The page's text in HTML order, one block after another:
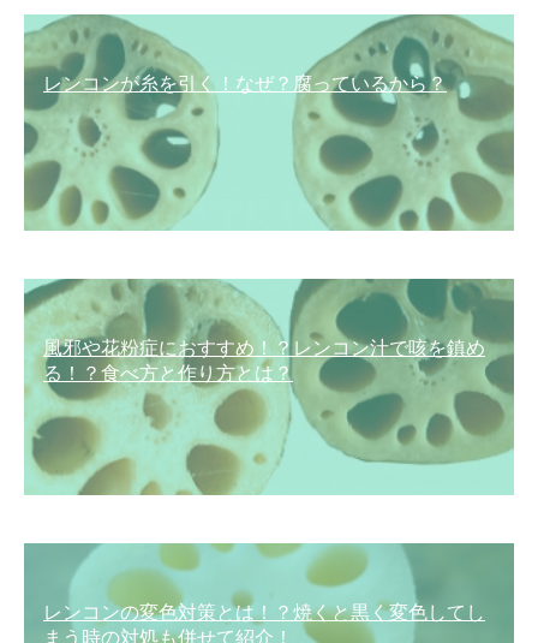
レンコンが糸を引く！なぜ？腐っているから？
風邪や花粉症におすすめ！？レンコン汁で咳を鎮め
る！？食べ方と作り方とは？
レンコンの変色対策とは！？焼くと黒く変色してし
まう時の対処も併せて紹介！